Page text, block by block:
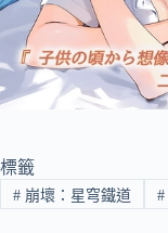
標籤
#崩壞：星穹鐵道 #